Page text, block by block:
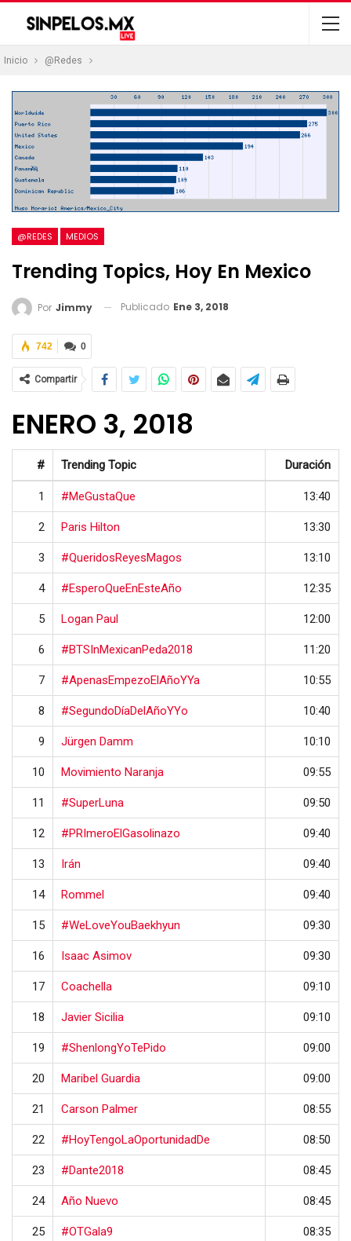
Inicio @Redes
@REDES MEDIOS
Trending Topics, Hoy En Mexico
Por Jimmy Publicado Ene 3, 2018
0
742
Compartir
ENERO 3, 2018
# Trending Topic Duración
1 #MeGustaQue 13:40
2 Paris Hilton 13:30
3 #QueridosReyesMagos 13:10
4 #EsperoQueEnEsteAño 12:35
5 Logan Paul 12:00
6 #BTSInMexicanPeda2018 11:20
7 #ApenasEmpezoElAñoYYa 10:55
8 #SegundoDíaDelAñoYYo 10:40
9 Jürgen Damm 10:10
10 Movimiento Naranja 09:55
11 #SuperLuna 09:50
12 #PRImeroElGasolinazo 09:40
13 Irán 09:40
14 Rommel 09:40
15 #WeLoveYouBaekhyun 09:30
16 Isaac Asimov 09:30
17 Coachella 09:10
18 Javier Sicilia 09:10
19 #ShenlongYoTePido 09:00
20 Maribel Guardia 09:00
21 Carson Palmer 08:55
22 #HoyTengoLaOportunidadDe 08:50
23 #Dante2018 08:45
24 Año Nuevo 08:45
25 #OTGala9 08:35